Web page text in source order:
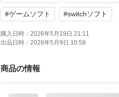
#ゲームソフト #switchソフト
購入日時： 2026年5月19日 21:11
出品日時： 2026年5月9日 10:58
商品の情報